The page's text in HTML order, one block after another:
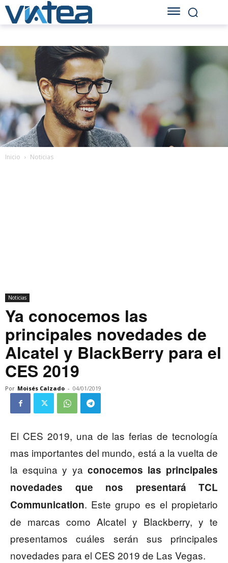
Inicio Noticias
Noticias
Ya conocemos las
principales novedades de
Alcatel y BlackBerry para el
CES 2019
Por Moisés Calzado - 04/01/2019
El CES 2019, una de las ferias de tecnología
mas importantes del mundo, está a la vuelta de
la esquina y ya conocemos las principales
novedades que nos presentará TCL
Communication. Este grupo es el propietario
de marcas como Alcatel y Blackberry, y te
presentamos cuáles serán sus principales
novedades para el CES 2019 de Las Vegas.